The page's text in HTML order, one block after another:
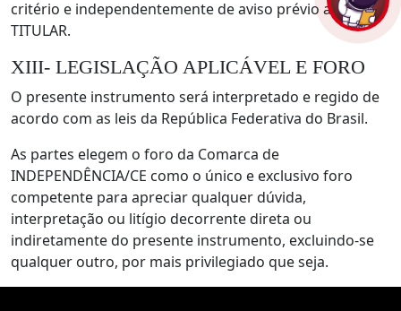
critério e independentemente de aviso prévio ao
TITULAR.
XIII- LEGISLAÇÃO APLICÁVEL E FORO
O presente instrumento será interpretado e regido de
acordo com as leis da República Federativa do Brasil.
As partes elegem o foro da Comarca de
INDEPENDÊNCIA/CE como o único e exclusivo foro
competente para apreciar qualquer dúvida,
interpretação ou litígio decorrente direta ou
indiretamente do presente instrumento, excluindo-se
qualquer outro, por mais privilegiado que seja.